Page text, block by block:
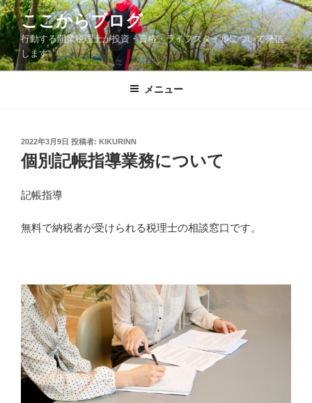
コ
ン
テ
ン
ツ
ここからブログ
行動する開業税理士が投資・資格・ライフスタイルについて発信
します
メニュー
投
稿
日:
2022年3月9日 投稿者: KIKURINN
個別記帳指導業務について
記帳指導
無料で納税者が受けられる税理士の相談窓口です。